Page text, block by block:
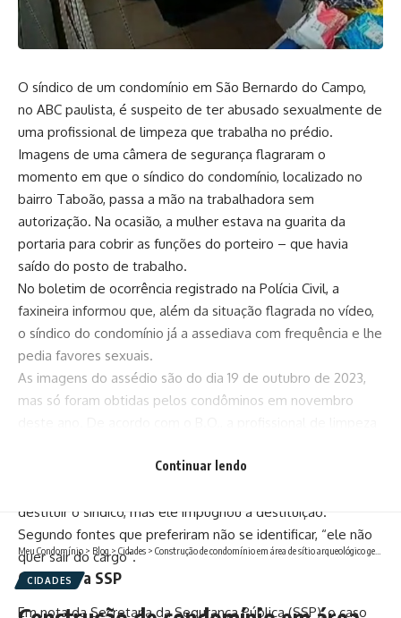
O síndico de um condomínio em São Bernardo do Campo,
no ABC paulista, é suspeito de ter abusado sexualmente de
uma profissional de limpeza que trabalha no prédio.
Imagens de uma câmera de segurança flagraram o
momento em que o síndico do condomínio, localizado no
bairro Taboão, passa a mão na trabalhadora sem
autorização. Na ocasião, a mulher estava na guarita da
portaria para cobrir as funções do porteiro – que havia
saído do posto de trabalho.
No boletim de ocorrência registrado na Polícia Civil, a
faxineira informou que, além da situação flagrada no vídeo,
o síndico do condomínio já a assediava com frequência e lhe
pedia favores sexuais.
As imagens do assédio são do dia 19 de outubro de 2023,
mas só foram obtidas pelos condôminos em novembro
autor do crime e também teme perder o emprego.
destituir o síndico, mas ele impugnou a destituição.
Segundo fontes que preferiram não se identificar, “ele não
quer sair do cargo”.
O que diz a SSP
Em nota da Secretaria da Segurança Pública (SSP), o caso
Continuar lendo
Meu Condomínio > Blog > Cidades > Construção de condomínio em área de sítio arqueológico gera revolta em Cabo Frio
CIDADES